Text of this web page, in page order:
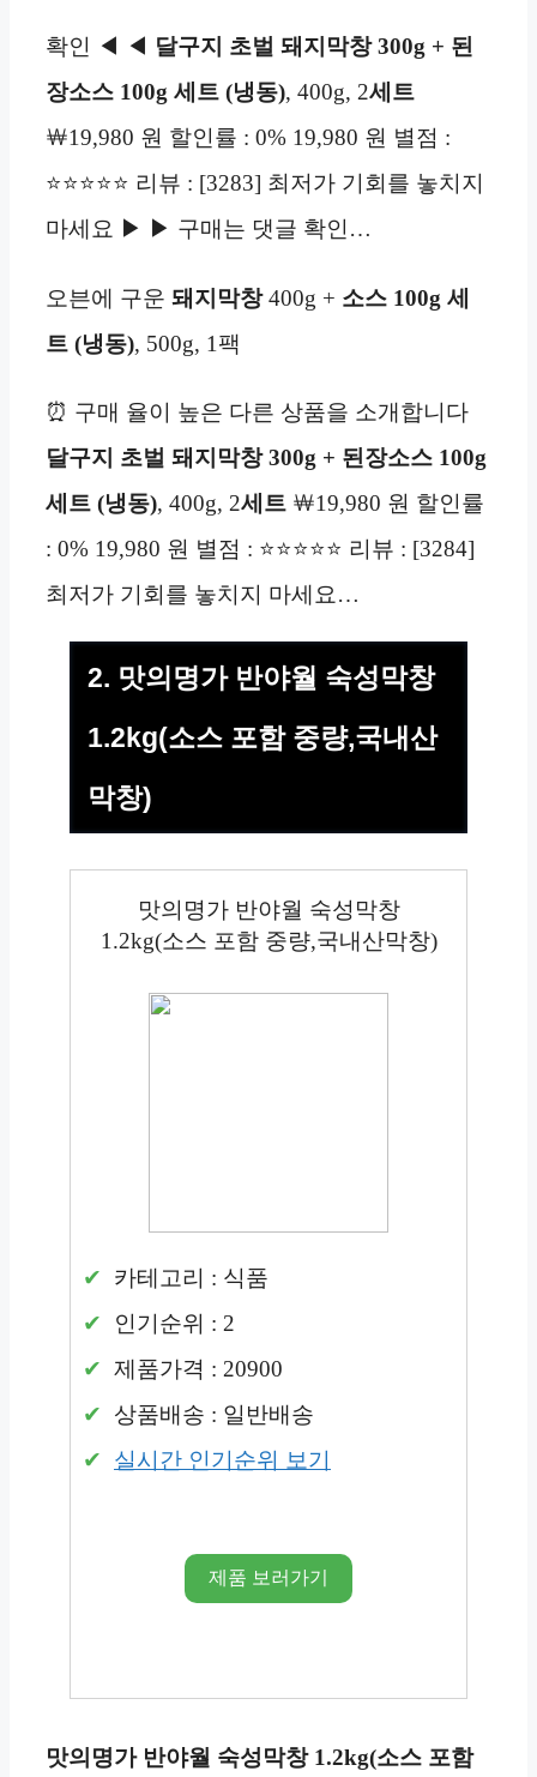
확인 ◀ ◀ 달구지 초벌 돼지막창 300g + 된
장소스 100g 세트 (냉동), 400g, 2세트
￦19,980 원 할인률 : 0% 19,980 원 별점 :
⭐⭐⭐⭐⭐ 리뷰 : [3283] 최저가 기회를 놓치지
마세요 ▶ ▶ 구매는 댓글 확인…
오븐에 구운 돼지막창400g + 소스 100g 세
트 (냉동), 500g, 1팩
⏰ 구매 율이 높은 다른 상품을 소개합니다
달구지 초벌 돼지막창 300g + 된장소스 100g
세트 (냉동), 400g, 2세트 ￦19,980 원 할인률
: 0% 19,980 원 별점 : ⭐⭐⭐⭐⭐ 리뷰 : [3284]
최저가 기회를 놓치지 마세요…
2. 맛의명가 반야월 숙성막창
1.2kg(소스 포함 중량,국내산
막창)
맛의명가 반야월 숙성막창
1.2kg(소스 포함 중량,국내산막창)
카테고리 : 식품
인기순위 : 2
제품가격 : 20900
상품배송 : 일반배송
실시간 인기순위 보기
제품 보러가기
맛의명가 반야월 숙성막창 1.2kg(소스 포함